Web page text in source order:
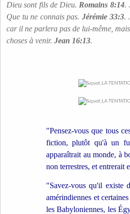
Dieu sont fils de Dieu. Romains 8:14.
Que tu ne connais pas.Jérémie 33:3.
car il ne parlera pas de lui-même,
choses à venir. Jean 16:13.
"Pensez-vous que tous
fiction, plutôt qu'à un
apparaîtrait au monde, à
non terrestres, et entrerait
"Savez-vous qu'il existe
amérindiennes et
les Babyloniennes, les